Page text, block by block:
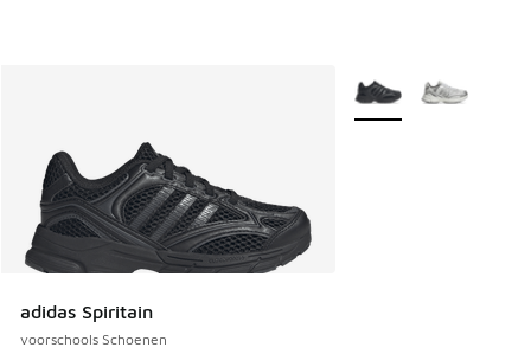
adidas Spiritain
voorschools Schoenen
Meer kleuren